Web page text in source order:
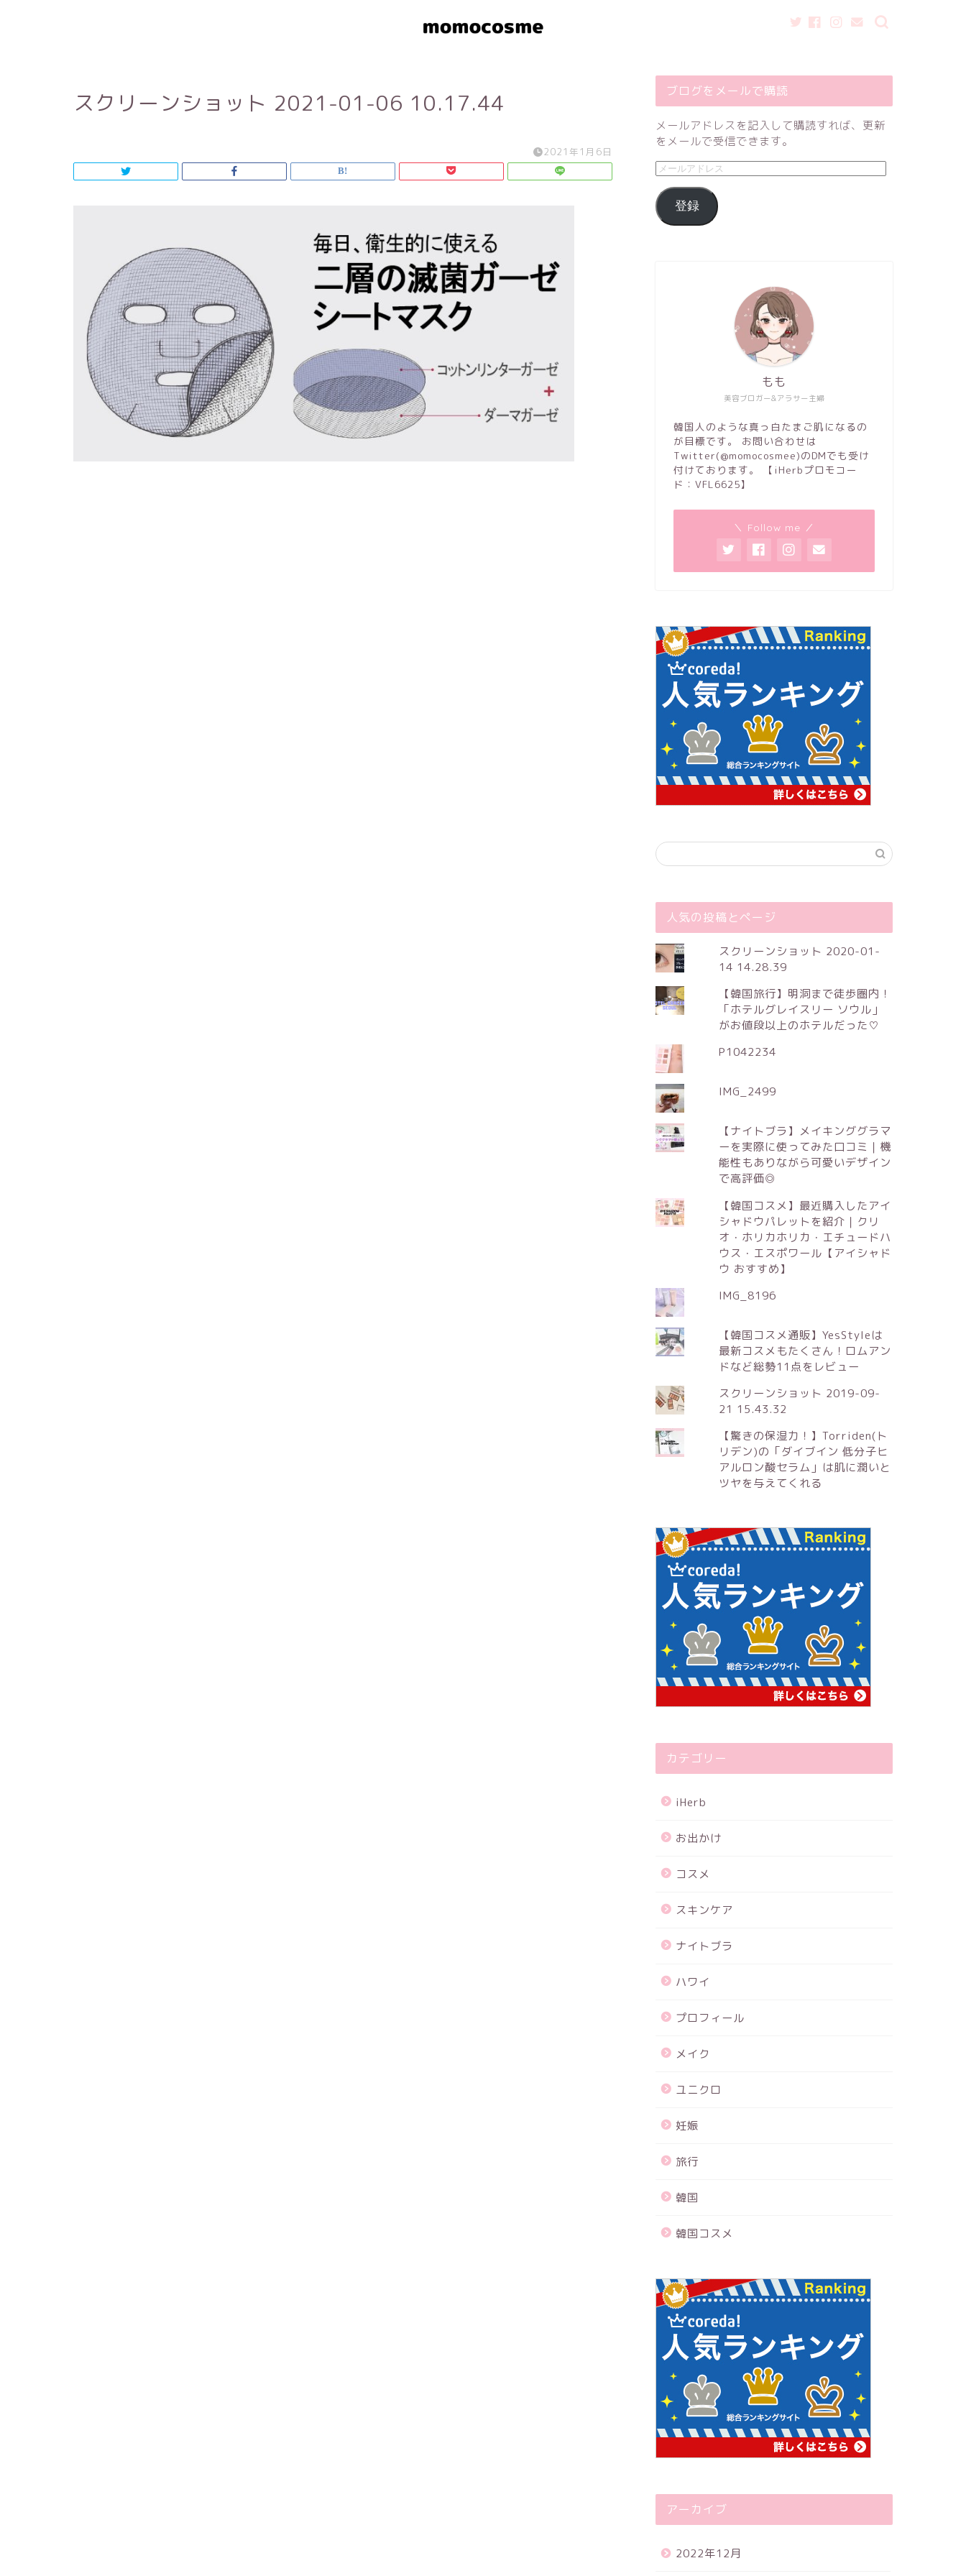
スクリーンショット 2021-01-06 10.17.44
2021年1月6日
ブログをメールで購読
メールアドレスを記入して購読すれば、更新
をメールで受信できます。
登録
美容ブロガー&アラサー主婦
もも
韓国人のような真っ白たまご肌になるの
が目標です。 お問い合わせは
Twitter(@momocosmee)のDMでも受け
付けております。 【iHerbプロモコー
ド：VFL6625】
＼ Follow me ／
人気の投稿とページ
スクリーンショット 2020-01-
14 14.28.39
【韓国旅行】明洞まで徒歩圏内！
「ホテルグレイスリー ソウル」
がお値段以上のホテルだった♡
P1042234
IMG_2499
【ナイトブラ】メイキンググラマ
ーを実際に使ってみた口コミ｜機
能性もありながら可愛いデザイン
で高評価◎
【韓国コスメ】最近購入したアイ
シャドウパレットを紹介｜クリ
オ・ホリカホリカ・エチュードハ
ウス・エスポワール【アイシャド
ウ おすすめ】
IMG_8196
【韓国コスメ通販】YesStyleは
最新コスメもたくさん！ロムアン
ドなど総勢11点をレビュー
スクリーンショット 2019-09-
21 15.43.32
【驚きの保湿力！】Torriden(ト
リデン)の「ダイブイン 低分子ヒ
アルロン酸セラム」は肌に潤いと
ツヤを与えてくれる
カテゴリー
iHerb
お出かけ
コスメ
スキンケア
ナイトブラ
ハワイ
プロフィール
メイク
ユニクロ
妊娠
旅行
韓国
韓国コスメ
アーカイブ
2022年12月